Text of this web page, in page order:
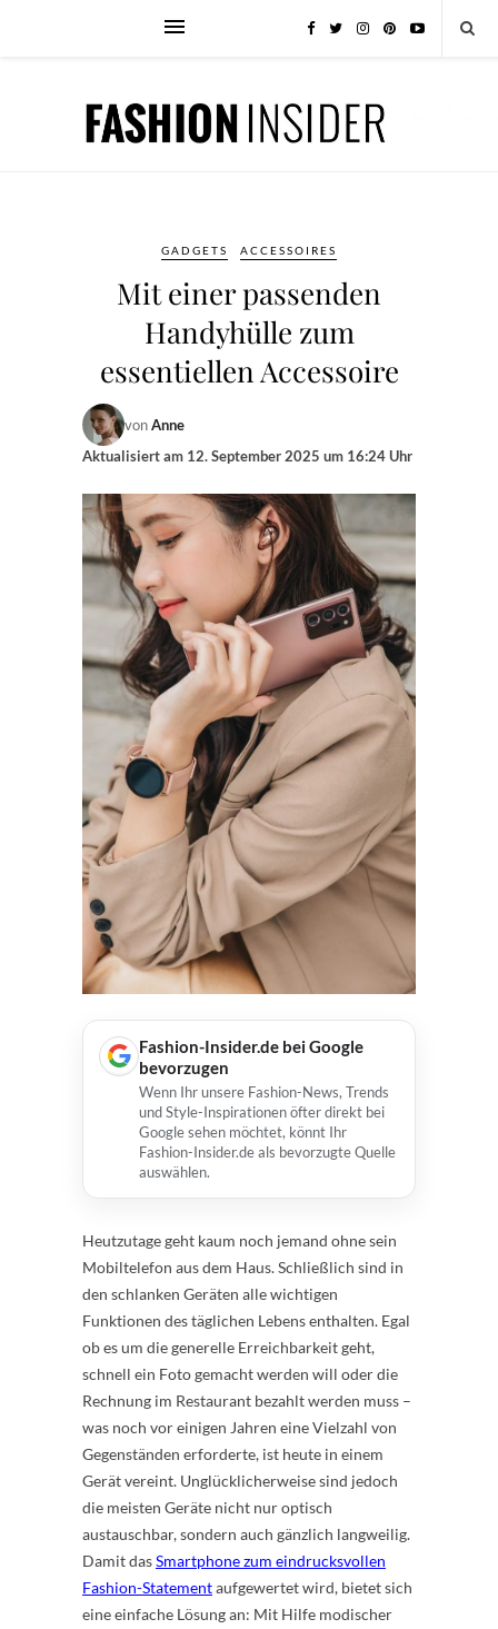
GADGETS ACCESSOIRES
Mit einer passenden
Handyhülle zum
essentiellen Accessoire
vonAnne
Aktualisiert am 12. September 2025 um 16:24 Uhr
Fashion-Insider.de bei Google
bevorzugen
Wenn Ihr unsere Fashion-News, Trends
und Style-Inspirationen öfter direkt bei
Google sehen möchtet, könnt Ihr
Fashion-Insider.de als bevorzugte Quelle
auswählen.
Heutzutage geht kaum noch jemand ohne sein
Mobiltelefon aus dem Haus. Schließlich sind in
den schlanken Geräten alle wichtigen
Funktionen des täglichen Lebens enthalten. Egal
ob es um die generelle Erreichbarkeit geht,
schnell ein Foto gemacht werden will oder die
Rechnung im Restaurant bezahlt werden muss –
was noch vor einigen Jahren eine Vielzahl von
Gegenständen erforderte, ist heute in einem
Gerät vereint. Unglücklicherweise sind jedoch
die meisten Geräte nicht nur optisch
austauschbar, sondern auch gänzlich langweilig.
Damit dasSmartphone zum eindrucksvollen
Fashion-Statementaufgewertet wird, bietet sich
eine einfache Lösung an: Mit Hilfe modischer